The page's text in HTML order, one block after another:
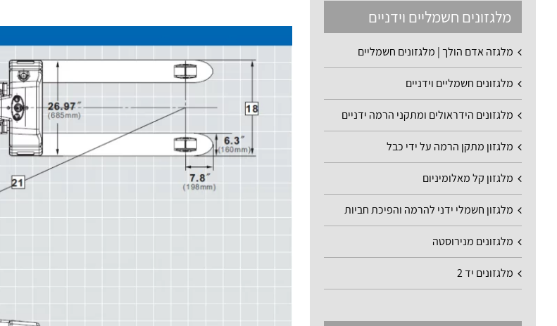
מלגזונים חשמליים וידניים
מלגזה אדם הולך | מלגזונים חשמליים
מלגזונים חשמליים וידניים
מלגזונים הידראולים ומתקני הרמה ידניים
מלגזון מתקן הרמה על ידי כבל
מלגזון קל מאלומיניום
מלגזון חשמלי ידני להרמה והפיכת חביות
מלגזונים מנירוסטה
מלגזונים יד 2